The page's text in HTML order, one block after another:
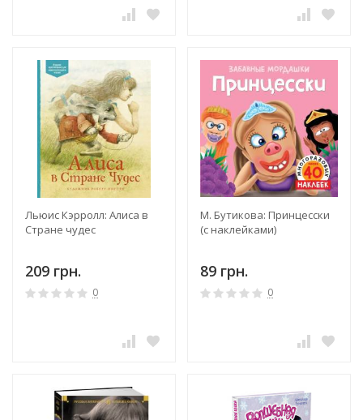
Льюис Кэрролл: Алиса в
Стране чудес
209 грн.
0
М. Бутикова: Принцесски
(с наклейками)
89 грн.
0